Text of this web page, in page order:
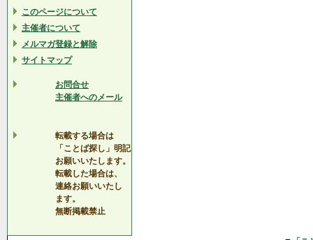
このページについて
主催者について
メルマガ登録と解除
サイトマップ
お問合せ
主催者へのメール
転載する場合は
「ことば探し」明記
お願いいたします。
転載した場合は、
連絡お願いいたし
ます。
無断掲載禁止